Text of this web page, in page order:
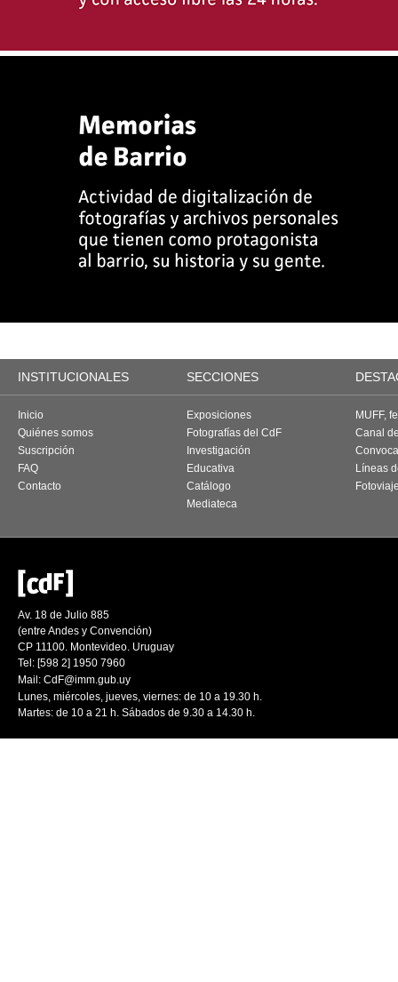
INSTITUCIONALES SECCIONES
Inicio
Quiénes somos
Suscripción
FAQ
Contacto
Exposiciones
Fotografías del CdF
Investigación
Educativa
Catálogo
Mediateca
MUFF,
Canal
Líneas
Av. 18 de Julio 885
(entre Andes y Convención)
CP 11100. Montevideo. Uruguay
Tel: [598 2] 1950 7960
Mail: CdF@imm.gub.uy
Lunes, miércoles, jueves, viernes: de 10 a 19.30 h.
Martes: de 10 a 21 h. Sábados de 9.30 a 14.30 h.